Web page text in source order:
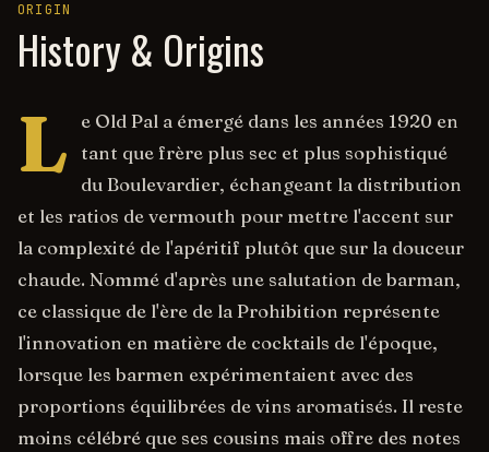
ORIGIN
History & Origins
L
e Old Pal a émergé dans les années 1920 en
tant que frère plus sec et plus sophistiqué
du Boulevardier, échangeant la distribution
et les ratios de vermouth pour mettre l'accent sur
la complexité de l'apéritif plutôt que sur la douceur
chaude. Nommé d'après une salutation de barman,
ce classique de l'ère de la Prohibition représente
l'innovation en matière de cocktails de l'époque,
lorsque les barmen expérimentaient avec des
proportions équilibrées de vins aromatisés. Il reste
moins célébré que ses cousins mais offre des notes